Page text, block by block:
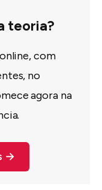
teoria?
com
no
agora na
→